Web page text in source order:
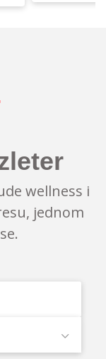
wellness i
jednom